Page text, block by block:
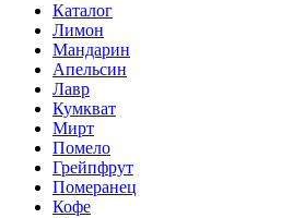
Каталог
Лимон
Мандарин
Апельсин
Лавр
Кумкват
Мирт
Помело
Грейпфрут
Померанец
Кофе